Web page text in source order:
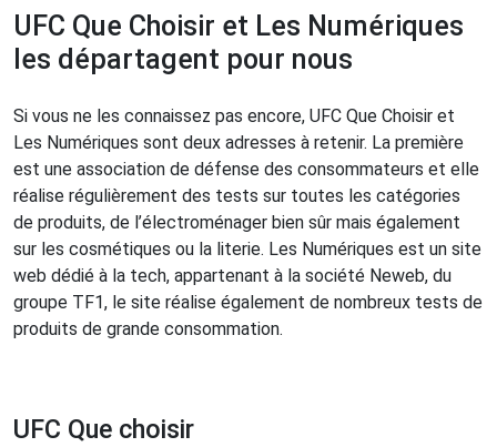
UFC Que Choisir et Les Numériques
les départagent pour nous
Si vous ne les connaissez pas encore, UFC Que Choisir et
Les Numériques sont deux adresses à retenir. La première
est une association de défense des consommateurs et elle
réalise régulièrement des tests sur toutes les catégories
de produits, de l’électroménager bien sûr mais également
sur les cosmétiques ou la literie. Les Numériques est un site
web dédié à la tech, appartenant à la société Neweb, du
groupe TF1, le site réalise également de nombreux tests de
produits de grande consommation.
UFC Que choisir